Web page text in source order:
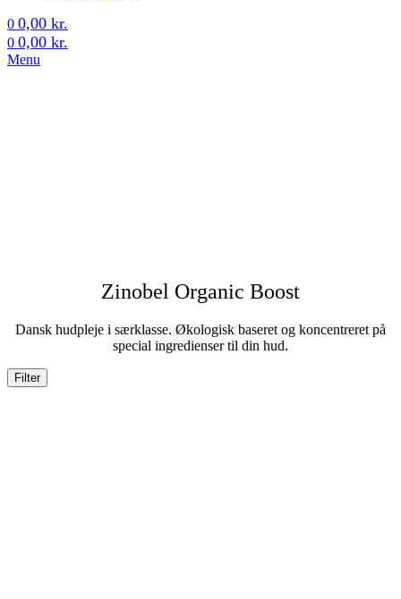
0 0,00 kr.
0 0,00 kr.
Menu
Zinobel Organic Boost
Dansk hudpleje i særklasse. Økologisk baseret og koncentreret på
special ingredienser til din hud.
Filter